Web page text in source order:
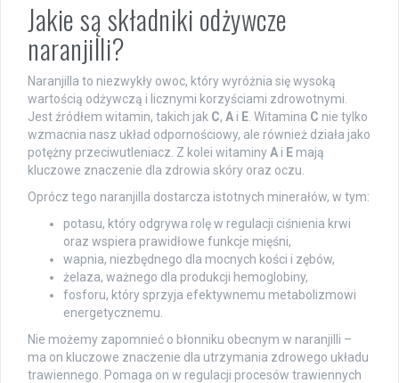
Jakie są składniki odżywcze
naranjilli?
Naranjilla to niezwykły owoc, który wyróżnia się wysoką
wartością odżywczą i licznymi korzyściami zdrowotnymi.
Jest źródłem witamin, takich jak C, A i E . Witamina C nie tylko
wzmacnia nasz układ odpornościowy, ale również działa jako
potężny przeciwutleniacz. Z kolei witaminyA i E mają
kluczowe znaczenie dla zdrowia skóry oraz oczu.
Oprócz tego naranjilla dostarcza istotnych minerałów, w tym:
potasu, który odgrywa rolę w regulacji ciśnienia krwi
oraz wspiera prawidłowe funkcje mięśni,
wapnia, niezbędnego dla mocnych kości i zębów,
żelaza, ważnego dla produkcji hemoglobiny,
fosforu, który sprzyja efektywnemu metabolizmowi
energetycznemu.
Nie możemy zapomnieć o błonniku obecnym w naranjilli –
ma on kluczowe znaczenie dla utrzymania zdrowego układu
trawiennego. Pomaga on w regulacji procesów trawiennych